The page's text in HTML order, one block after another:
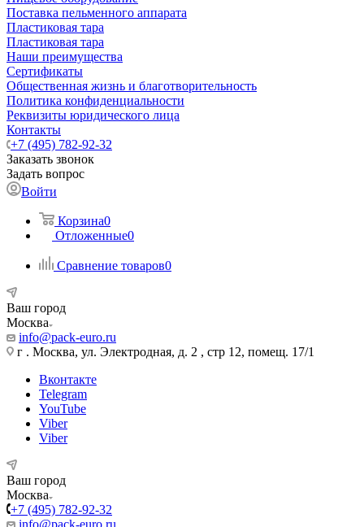
Поставка пельменного аппарата
Пластиковая тара
Пластиковая тара
Наши преимущества
Сертификаты
Общественная жизнь и благотворительность
Политика конфиденциальности
Реквизиты юридического лица
Контакты
+7 (495) 782-92-32
Заказать звонок
Задать вопрос
Войти
Корзина0
Отложенные0
Сравнение товаров0
Ваш город
Москва
info@pack-euro.ru
г . Москва, ул. Электродная, д. 2 , стр 12, помещ. 17/1
Вконтакте
Telegram
YouTube
Viber
Viber
Ваш город
Москва
+7 (495) 782-92-32
info@pack-euro.ru